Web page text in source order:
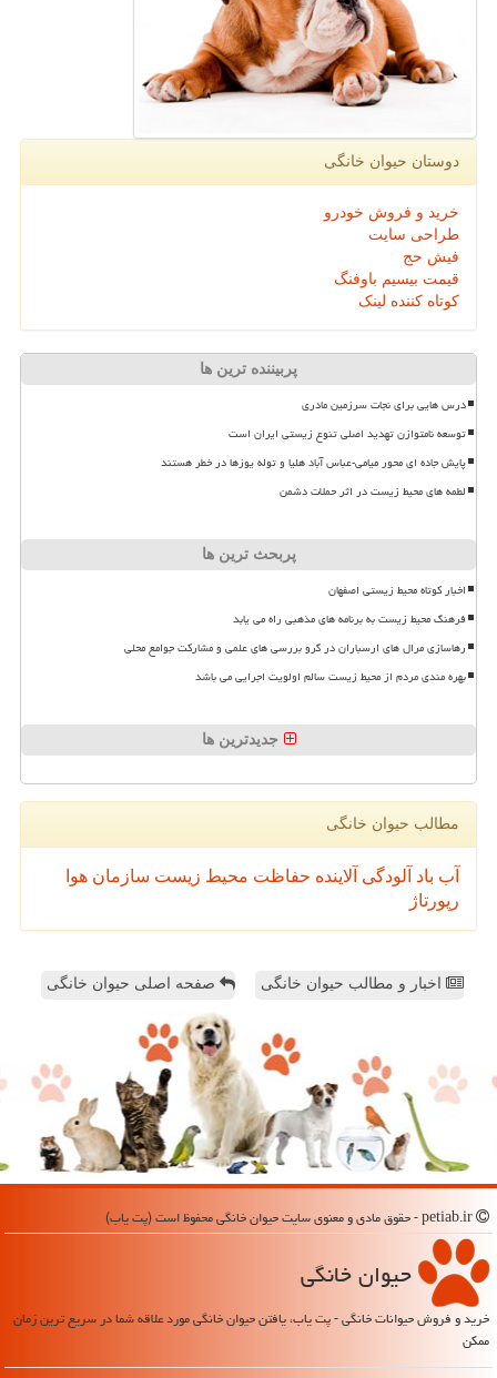
دوستان حیوان خانگی
خرید و فروش خودرو
طراحی سایت
فیش حج
قیمت بیسیم باوفنگ
کوتاه کننده لینک
پربیننده ترین ها
درس هایی برای نجات سرزمین مادری
توسعه نامتوازن تهدید اصلی تنوع زیستی ایران است
پایش جاده ای محور میامی-عباس آباد هلیا و توله یوزها در خطر هستند
لطمه های محیط زیست در اثر حملات دشمن
پربحث ترین ها
اخبار کوتاه محیط زیستی اصفهان
فرهنگ محیط زیست به برنامه های مذهبی راه می یابد
رهاسازی مرال های ارسباران در گرو بررسی های علمی و مشارکت جوامع محلی
بهره مندی مردم از محیط زیست سالم اولویت اجرایی می باشد
جدیدترین ها
مطالب حیوان خانگی
آب باد آلودگی آلاینده حفاظت محیط زیست سازمان هوا
رپورتاژ
اخبار و مطالب حیوان خانگی صفحه اصلی حیوان خانگی
حیوان خانگی
خرید و فروش حیوانات خانگی - پت یاب، یافتن حیوان خانگی مورد علاقه شما در سریع ترین زمان
ممکن